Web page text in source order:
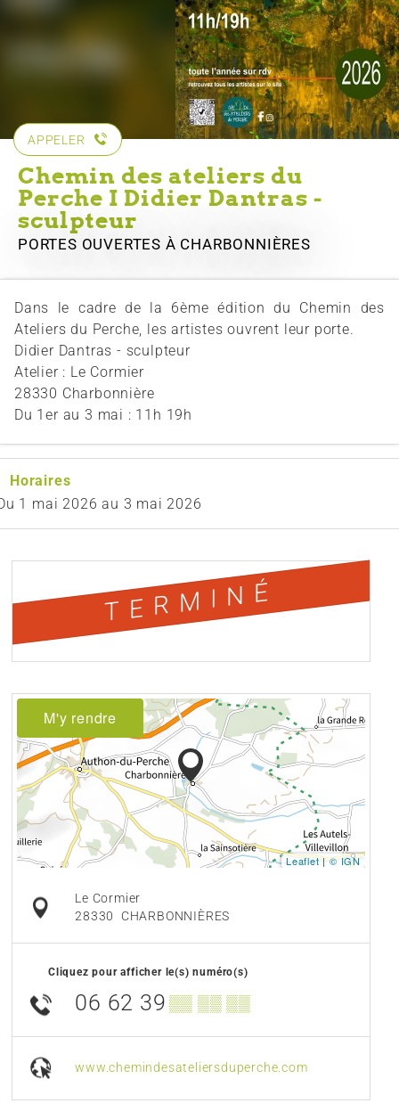
APPELER
Chemin des ateliers du
Perche I Didier Dantras -
sculpteur
PORTES OUVERTES À CHARBONNIÈRES
Dans le cadre de la 6ème édition du Chemin des
Ateliers du Perche, les artistes ouvrent leur porte.
Didier Dantras - sculpteur
Atelier : Le Cormier
28330 Charbonnière
Du 1er au 3 mai : 11h 19h
Horaires
1 mai 2026 au 3 mai 2026
TERMINÉ
M'y rendre
Leaflet|© IGN
Le Cormier
28330
CHARBONNIÈRES
Cliquez pour afficher le(s) numéro(s)
06 62 39 ▒▒ ▒▒ ▒▒
www.chemindesateliersduperche.com